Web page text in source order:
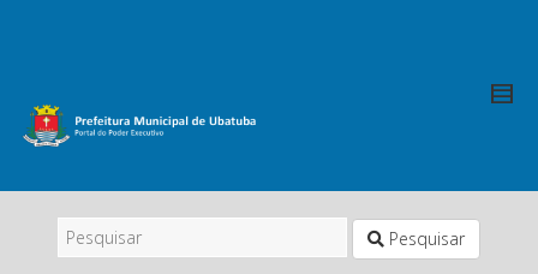
Pesquisar